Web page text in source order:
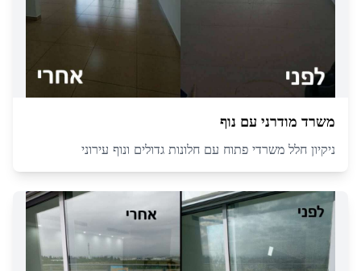
משרד מודרני עם נוף
ניקיון חלל משרדי פתוח עם חלונות גדולים ונוף עירוני